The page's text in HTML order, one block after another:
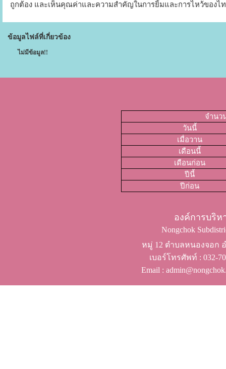
ถูกต้อง และเห็นคุณค่าและความสำคัญในการยิ้มและการไหว้ของไ
ข้อมูลไฟล์ที่เกี่ยวข้อง
ไม่มีข้อมูล!!
จำนว
วันนี้
เมื่อวาน
เดือนนี้
เดือนก่อน
ปีนี้
ปีก่อน
องค์การบริ
Nongchok
หมู่ 12 ตำบลหนองจอก
เบอร์โทรศัพท์ ​: 032-
Email :